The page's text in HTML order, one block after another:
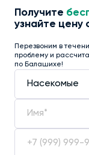
Получите
узнайте цену
Перезвоним в
проблему и
по Балашихе!